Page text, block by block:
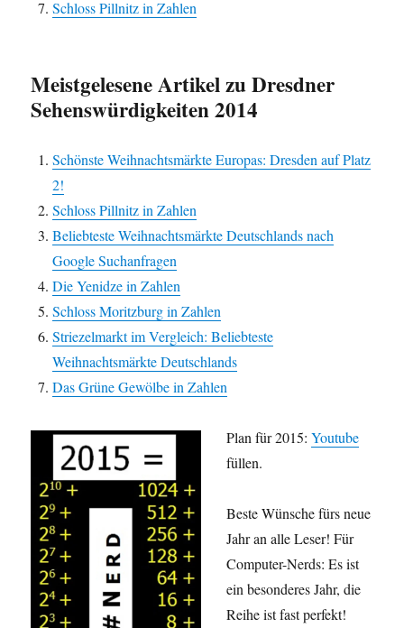
Schloss Pillnitz in Zahlen
Meistgelesene Artikel zu Dresdner
Sehenswürdigkeiten 2014
Schönste Weihnachtsmärkte Europas: Dresden auf Platz
2!
Schloss Pillnitz in Zahlen
Beliebteste Weihnachtsmärkte Deutschlands nach
Google Suchanfragen
Die Yenidze in Zahlen
Schloss Moritzburg in Zahlen
Striezelmarkt im Vergleich: Beliebteste
Weihnachtsmärkte Deutschlands
Das Grüne Gewölbe in Zahlen
Plan für 2015:Youtube
füllen.
Beste Wünsche fürs neue
Jahr an alle Leser! Für
Computer-Nerds: Es ist
ein besonderes Jahr, die
Reihe ist fast perfekt!